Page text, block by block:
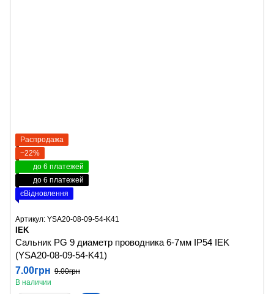
Распродажа
−22%
до 6 платежей
до 6 платежей
єВідновлення
Артикул: YSA20-08-09-54-K41
IEK
Сальник PG 9 диаметр проводника 6-7мм IP54 IEK
(YSA20-08-09-54-K41)
7.00грн 9.00грн
В наличии